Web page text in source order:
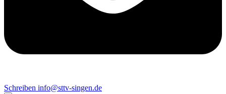
Schreiben info@sttv-singen.de